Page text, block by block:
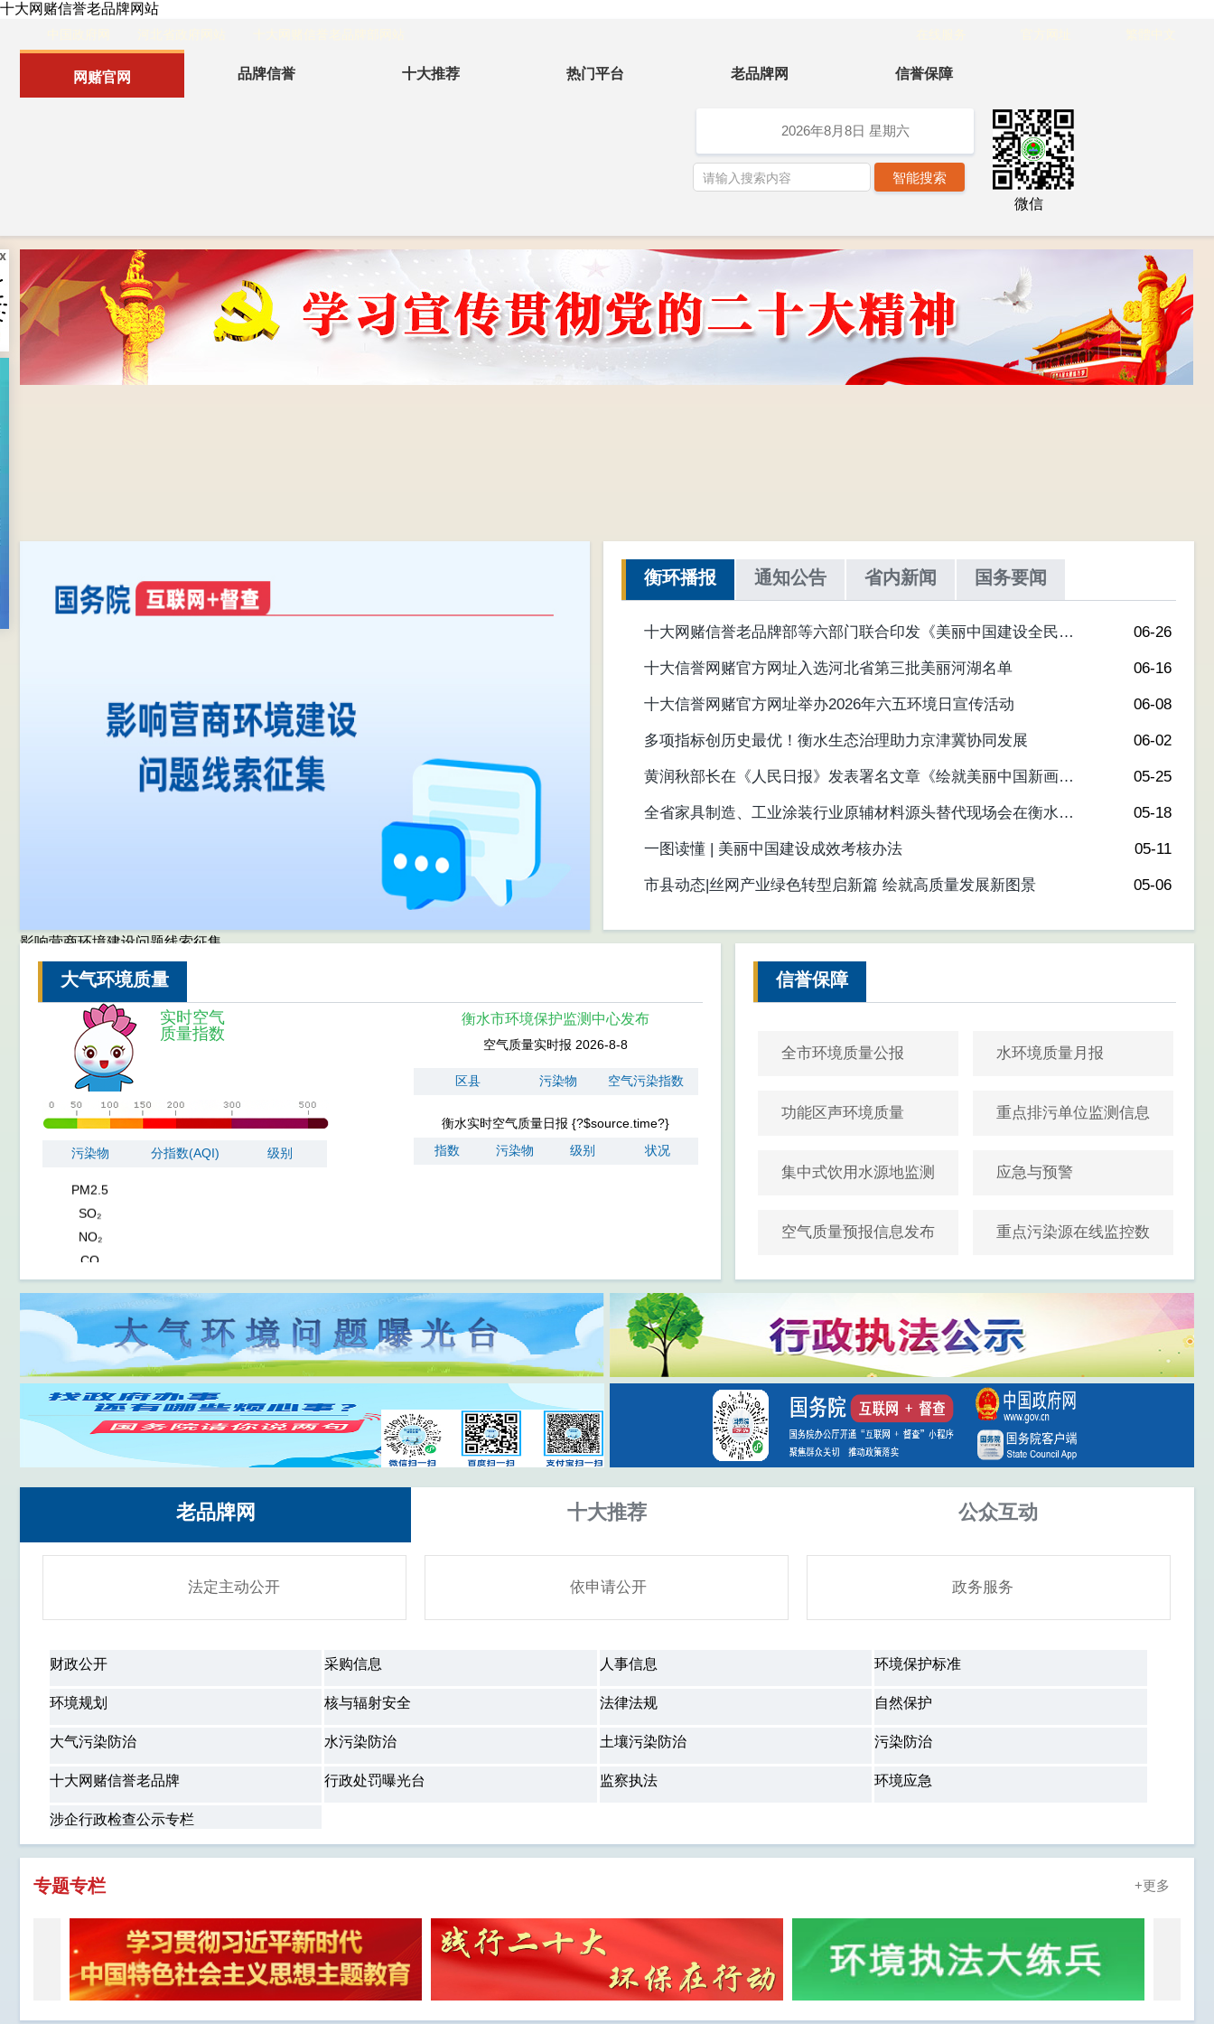
十大网赌信誉老品牌网站
网赌官网 品牌信誉 十大推荐 热门平台 老品牌网 信誉保障
2026年8月8日 星期六
微信
影响营商环境建设问题线索征集
衡环播报 通知公告 省内新闻 国务要闻
十大网赌信誉老品牌部等六部门联合印发《美丽中国建设全民行
动促进计划（2026—2030年）》
06-26
十大信誉网赌官方网址入选河北省第三批美丽河湖名单 06-16
十大信誉网赌官方网址举办2026年六五环境日宣传活动 06-08
多项指标创历史最优！衡水生态治理助力京津冀协同发展 06-02
黄润秋部长在《人民日报》发表署名文章《绘就美丽中国新画卷
共建地球生命共同体》
05-25
全省家具制造、工业涂装行业原辅材料源头替代现场会在衡水市
召开
05-18
一图读懂 | 美丽中国建设成效考核办法 05-11
市县动态|丝网产业绿色转型启新篇 绘就高质量发展新图景 05-06
大气环境质量
实时空气
质量指数
污染物 分指数(AQI) 级别
CO
PM10
PM2.5
SO₂
NO₂
PM10
PM2.5
SO₂
NO₂
CO
O₃
衡水市环境保护监测中心发布
空气质量实时报 2026-8-8
区县 污染物 空气污染指数
衡水实时空气质量日报 {?$source.time?}
指数
污染物 级别 状况
信誉保障
全市环境质量公报 水环境质量月报
功能区声环境质量 重点排污单位监测信息
集中式饮用水源地监测 应急与预警
空气质量预报信息发布 重点污染源在线监控数
据
老品牌网 十大推荐 公众互动
法定主动公开 依申请公开 政务服务
财政公开 采购信息 人事信息 环境保护标准
环境规划 核与辐射安全 法律法规 自然保护
大气污染防治 水污染防治 土壤污染防治 污染防治
十大网赌信誉老品牌 行政处罚曝光台 监察执法 环境应急
涉企行政检查公示专栏
专题专栏 +更多